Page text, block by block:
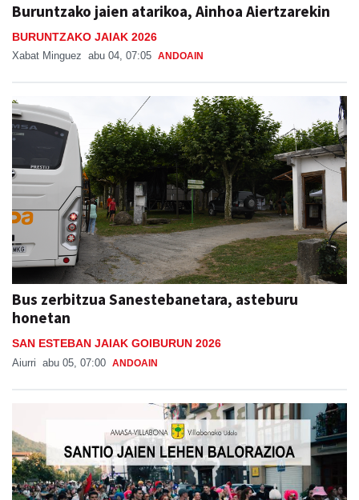
Buruntzako jaien atarikoa, Ainhoa Aiertzarekin
BURUNTZAKO JAIAK 2026
Xabat Minguez abu 04, 07:05 ANDOAIN
Bus zerbitzua Sanestebanetara, asteburu
honetan
SAN ESTEBAN JAIAK GOIBURUN 2026
Aiurri abu 05, 07:00 ANDOAIN